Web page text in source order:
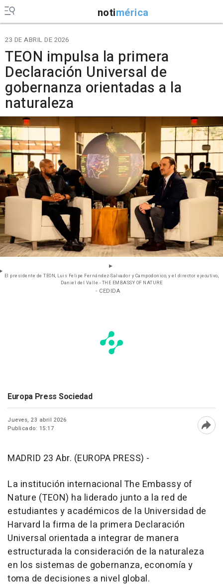
notimérica
23 DE ABRIL DE 2026
TEON impulsa la primera
Declaración Universal de
gobernanza orientadas a la
naturaleza
El presidente de TEON, Luis Felipe Fernández-Salvador y Campodonico, y el director ejecutivo,
Daniel del Valle.- THE EMBASSY OF NATURE
- CEDIDA
Europa Press Sociedad
Jueves, 23 abril 2026
Publicado: 15:17
MADRID 23 Abr. (EUROPA PRESS) -
La institución internacional The Embassy of
Nature (TEON) ha liderado junto a la red de
estudiantes y académicos de la Universidad de
Harvard la firma de la primera Declaración
Universal orientada a integrar de manera
estructurada la consideración de la naturaleza
en los sistemas de gobernanza, economía y
toma de decisiones a nivel global.